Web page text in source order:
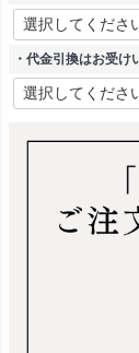
・代金引換はお受け